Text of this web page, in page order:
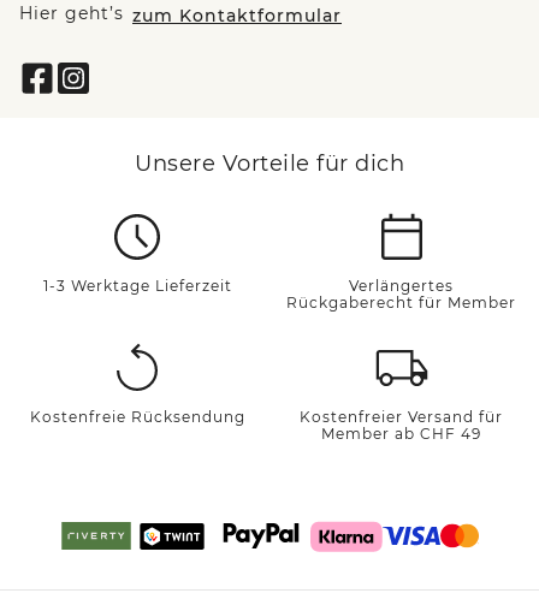
Hier geht’s zum Kontaktformular
Unsere Vorteile für dich
1-3 Werktage Lieferzeit
Verlängertes
Rückgaberecht für Member
Kostenfreie Rücksendung
Kostenfreier Versand für
Member ab CHF 49